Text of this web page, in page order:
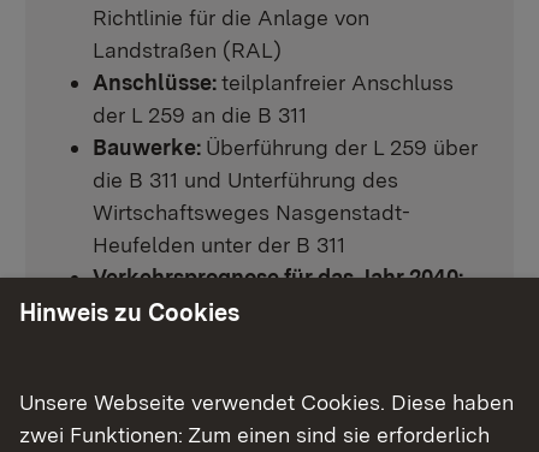
Richtlinie für die Anlage von
Landstraßen (RAL)
Anschlüsse:teilplanfreier Anschluss
der L 259 an die B 311
Bauwerke: Überführung der L 259 über
die B 311 und Unterführung des
Wirtschaftsweges Nasgenstadt-
Heufelden unter der B 311
Verkehrsprognose für das Jahr 2040:
B 311: 22.200 Kfz/24h
Hinweis zu Cookies
Unsere Webseite verwendet Cookies. Diese haben
zwei Funktionen: Zum einen sind sie erforderlich